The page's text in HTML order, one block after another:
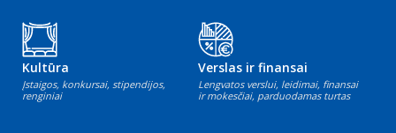
Kultūra
Įstaigos, konkursai, stipendijos,
renginiai
Verslas ir finansai
Lengvatos verslui, leidimai, finansai
ir mokesčiai, parduodamas turtas